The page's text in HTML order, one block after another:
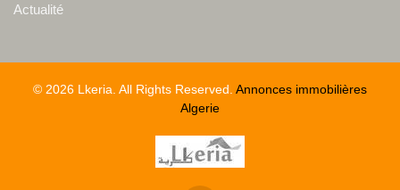
Actualité
© 2026 Lkeria. All Rights Reserved. Annonces immobilières
Algerie